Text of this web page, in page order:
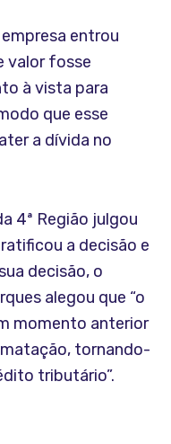
entrou
valor fosse
à vista para
que esse
a dívida no
4ª Região julgou
a decisão e
decisão, o
alegou que “o
momento anterior
tornando-
tributário”.